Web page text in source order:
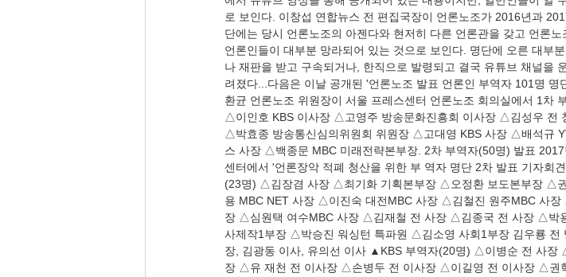
로 보인다. 이창섭 연합뉴스 전 편집국장이 언론노조가 2016년과
단에는 당시 언론노조의 아젠다와 현저히 다른 언론관을 갖고 언론
언론인들이 대부분 망라되어 있는 것으로 보인다. 명단에 오른 대부
나 재판을 받고 구속되거나, 한직으로 발령되고 결국 유튜브 채널을
려졌다...다음은 이날 공개된 '언론노조 발표 언론인 부역자 101명
환균 언론노조 위원장이 서울 프레스센터 언론노조 회의실에서 1차
△이인호 KBS 이사장 △고영주 방송문화진흥회 이사장 △김성우 전
△박효종 방송통신심의위원회 위원장 △고대영 KBS 사장 △배석규
스 사장 △백종문 MBC 미래전략본부장. 2차 부역자(50명) 발표
센터에서 '언론장악 적폐 청산을 위한 부 역자 명단 2차 발표 기자회
(23명) △김장겸 사장 △최기화 기획본부장 △오정환 보도본부장 △
용 MBC NET 사장 △이진숙 대전MBC 사장 △김철진 원주MBC 사
장 △심원택 여수MBC 사장 △김재철 전 사장 △김종국 전 사장 △박
사제작1부장 △박승진 워싱턴 특파원 △김소영 사회1부장 김우룡 전
장, 김광동 이사, 유의선 이사 ▲KBS 부역자(20명) △이병순 전 사
장 △유 재천 전 이사장 △손병두 전 이사장 △이길영 전 이사장 △권